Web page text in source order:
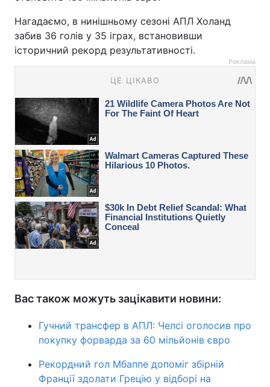
Нагадаємо, в нинішньому сезоні АПЛ Холанд
забив 36 голів у 35 іграх, встановивши
історичний рекорд результативності.
Реклама
Вас також можуть зацікавити новини:
Гучний трансфер в АПЛ: Челсі оголосив про
покупку форварда за 60 мільйонів євро
Рекордний гол Мбаппе допоміг збірній
Франції здолати Грецію у відборі на